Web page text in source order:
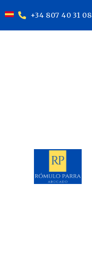
+34 807 40 31 08